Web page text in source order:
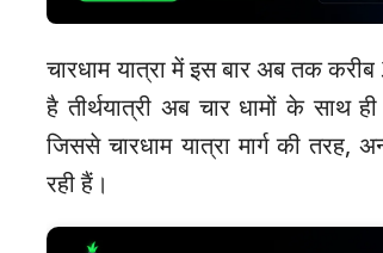
चारधाम यात्रा में इस बार अब तक
है तीर्थयात्री अब चार धामों के साथ
जिससे चारधाम यात्रा मार्ग की तरह,
रही हैं।